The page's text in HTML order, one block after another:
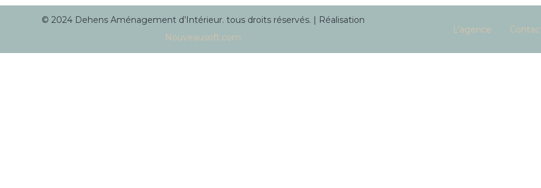
© 2024 Dehens Aménagement d’Intérieur. tous droits réservés. | Réalisation
Nouveausoft.com
L’agence